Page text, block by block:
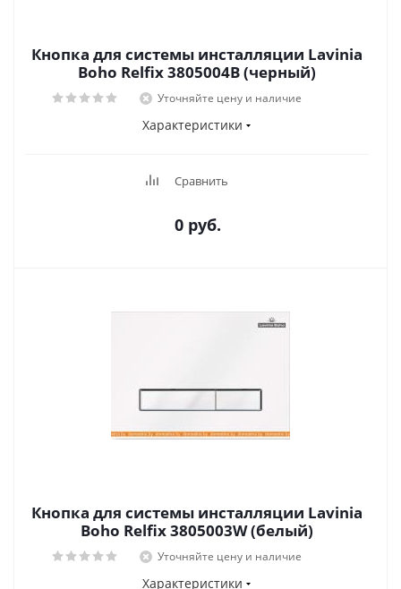
Кнопка для системы инсталляции Lavinia
Boho Relfix 3805004B (черный)
Уточняйте цену и наличие
Характеристики
Сравнить
0 руб.
Кнопка для системы инсталляции Lavinia
Boho Relfix 3805003W (белый)
Уточняйте цену и наличие
Характеристики